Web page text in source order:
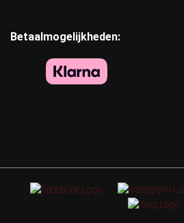
Betaalmogelijkheden: